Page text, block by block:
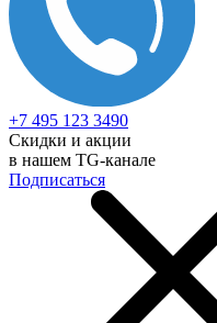
+7 495 123 3490
Скидки и акции
в нашем TG-канале
Подписаться